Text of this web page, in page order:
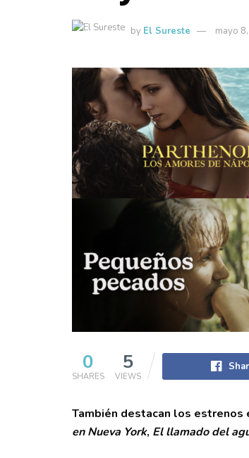
by El Sureste mayo
0
SHARES
5
VIEWS
También destacan los
en Nueva York, El llamado del